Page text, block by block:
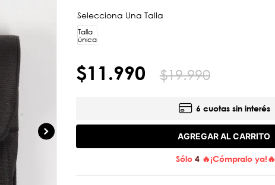
Talla
única
$11 .990 $19.990
6 cuotas sin interés
AGREGAR AL CARRITO
Sólo 4🔥¡Cómpralo ya!🔥